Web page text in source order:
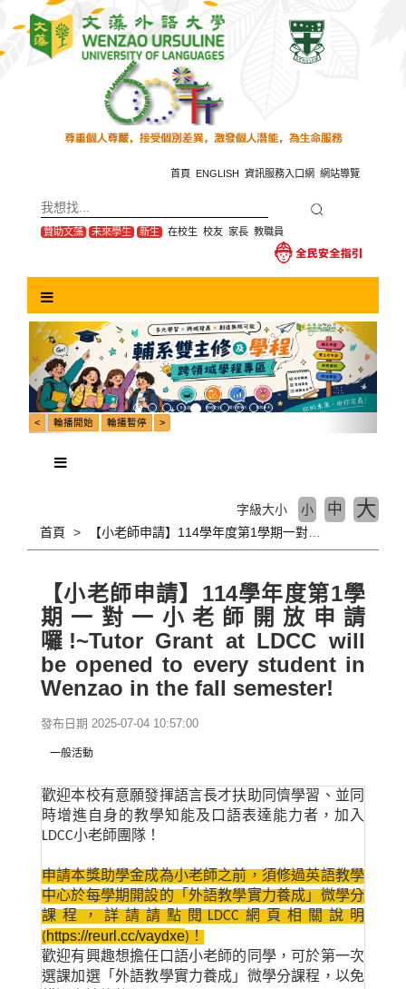
主
首頁 ENGLISH 資訊服務入口網 網站導覽
贊助文藻 未來學生 新生 在校生 校友 家長 教職員
Previous Next
首頁 【小老師申請】114學年度第1學期一對一小老師開放申請囉!~Tutor Grant at LDCC will be opened to every student in Wenzao in the fall semester!
字級大小 小 中 大
【小老師申請】114學年度第1學
期一對一小老師開放申請
囉!~Tutor Grant at LDCC will
be opened to every student in
Wenzao in the fall semester!
發布日期 2025-07-04 10:57:00
一般活動
歡迎本校有意願發揮語言長才扶助同儕學習、並同
時增進自身的教學知能及口語表達能力者，加入
LDCC小老師團隊！
申請本獎助學金成為小老師之前，須修過英語教學
中心於每學期開設的「外語教學實力養成」微學分
課程，詳請請點閱 LDCC 網頁相關說明
(https://reurl.cc/vaydxe) ！
歡迎有興趣想擔任口語小老師的同學，可於第一次
選課加選「外語教學實力養成」微學分課程，以免